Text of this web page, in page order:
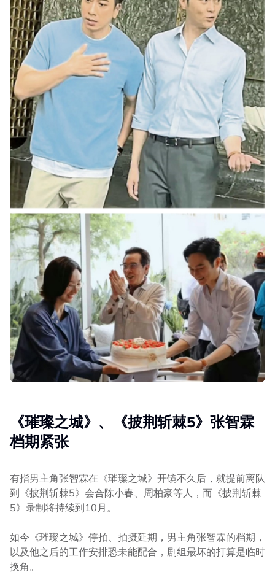
《璀璨之城》、《披荆斩棘5》张智霖
档期紧张
有指男主角张智霖在《璀璨之城》开镜不久后，就提前离队
到《披荆斩棘5》会合陈小春、周柏豪等人，而《披荆斩棘
5》录制将持续到10月。
如今《璀璨之城》停拍、拍摄延期，男主角张智霖的档期，
以及他之后的工作安排恐未能配合，剧组最坏的打算是临时
换角。